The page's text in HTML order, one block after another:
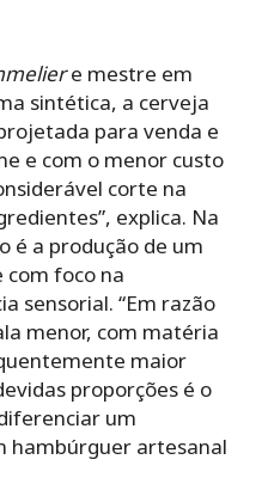
e mestre em
sintética, a cerveja
para venda e
e com o menor custo
corte na
explica. Na
é a produção de um
foco na
sensorial. “Em razão
menor, com matéria
maior
proporções é o
um
hambúrguer artesanal